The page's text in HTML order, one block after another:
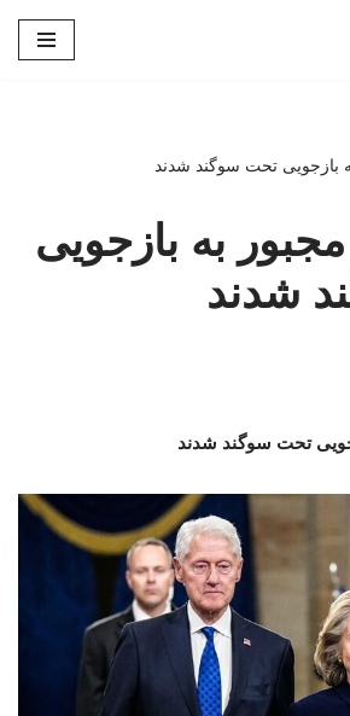
بازجویی تحت سوگند شدند
مجبور به بازجویی
شدند
تحت سوگند شدند